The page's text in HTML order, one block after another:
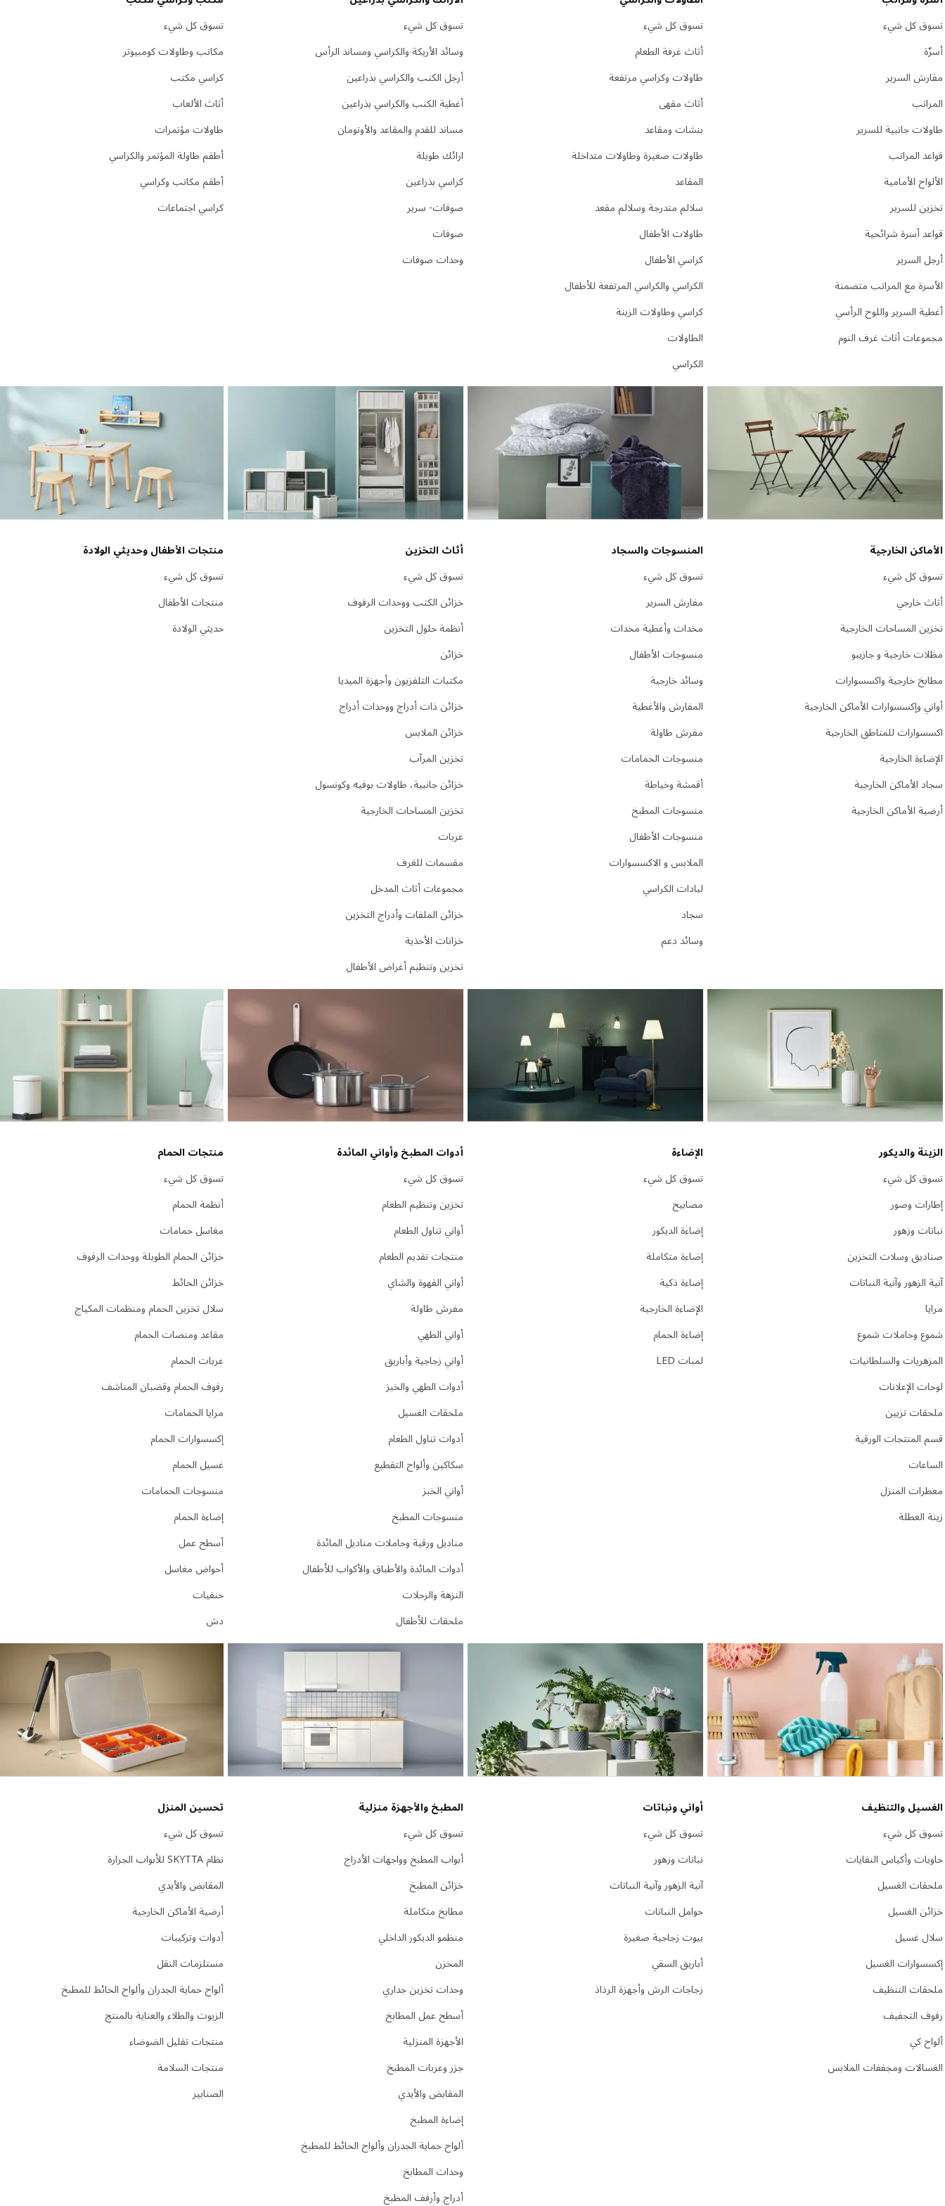
تسوق كل شيء
أسرٌة
مفارش السرير
المراتب
طاولات جانبية للسرير
قواعد المراتب
الألواح الأمامية
تخزين للسرير
قواعد أسرة شرائحية
أرجل السرير
الأسرة مع المراتب متضمنة
أغطية السرير واللوح الرأسي
مجموعات أثاث غرف النوم
تسوق كل شيء
أثاث غرفة الطعام
طاولات وكراسي مرتفعة
أثاث مقهى
بنشات ومقاعد
طاولات صغيرة وطاولات متداخلة
المقاعد
سلالم متدرجة وسلالم مقعد
طاولات الأطفال
كراسي الأطفال
الكراسي والكراسي المرتفعة للأطفال
كراسي وطاولات الزينة
الطاولات
الكراسي
تسوق كل شيء
وسائد الأريكة والكراسي ومساند الرأس
أرجل الكنب والكراسي بذراعين
أغطية الكنب والكراسي بذراعين
مساند للقدم والمقاعد والأوتومان
ارائك طويلة
كراسي بذراعين
صوفات- سرير
صوفات
وحدات صوفات
تسوق كل شيء
مكاتب وطاولات كومبيوتر
كراسي مكتب
أثاث الألعاب
طاولات مؤتمرات
أطقم طاولة المؤتمر والكراسي
أطقم مكاتب وكراسي
كراسي اجتماعات
الأماكن الخارجية
تسوق كل شيء
أثاث خارجي
تخزين المساحات الخارجية
مظلات خارجية و جازيبو
مطابخ خارجية واكسسوارات
أواني وإكسسوارات الأماكن الخارجية
اكسسوارات للمناطق الخارجية
الإضاءة الخارجية
سجاد الأماكن الخارجية
أرضية الأماكن الخارجية
المنسوجات والسجاد
تسوق كل شيء
مفارش السرير
مخدات وأغطية مخدات
منسوجات الأطفال
وسائد خارجية
المفارش والأغطية
مفرش طاولة
منسوجات الحمامات
أقمشة وخياطة
منسوجات المطبخ
منسوجات الأطفال
الملابس و الاكسسوارات
لبادات الكراسي
سجاد
وسائد دعم
أثاث التخزين
تسوق كل شيء
خزائن الكتب ووحدات الرفوف
أنظمة حلول التخزين
خزائن
مكتبات التلفزيون وأجهزة الميديا
خزائن ذات أدراج ووحدات أدراج
خزائن الملابس
تخزين المرآب
خزائن جانبية، طاولات بوفيه وكونسول
تخزين المساحات الخارجية
عربات
مقسمات للغرف
مجموعات أثاث المدخل
خزائن الملفات وأدراج التخزين
خزانات الأحذية
تخزين وتنظيم أغراض الأطفال
منتجات الأطفال وحديثي الولادة
تسوق كل شيء
منتجات الأطفال
حديثي الولادة
الزينة والديكور
تسوق كل شيء
إطارات وصور
نباتات وزهور
صناديق وسلات التخزين
آنية الزهور وآنية النباتات
مرايا
شموع وحاملات شموع
المزهريات والسلطانيات
لوحات الإعلانات
ملحقات تزيين
قسم المنتجات الورقية
الساعات
معطرات المنزل
زينة العطلة
الإضاءة
تسوق كل شيء
مصابيح
إضاءة الديكور
إضاءة متكاملة
إضاءة ذكية
الإضاءة الخارجية
إضاءة الحمام
لمبات LED
أدوات المطبخ وأواني المائدة
تسوق كل شيء
تخزين وتنظيم الطعام
أواني تناول الطعام
منتجات تقديم الطعام
أواني القهوة والشاي
مفرش طاولة
أواني الطهي
أواني زجاجية وأباريق
أدوات الطهي والخبز
ملحقات الغسيل
أدوات تناول الطعام
سكاكين وألواح التقطيع
أواني الخبز
منسوجات المطبخ
مناديل ورقية وحاملات مناديل المائدة
أدوات المائدة والأطباق والأكواب للأطفال
النزهة والرحلات
ملحقات للأطفال
منتجات الحمام
تسوق كل شيء
أنظمة الحمام
مغاسل حمامات
خزائن الحمام الطويلة ووحدات الرفوف
خزائن الحائط
سلال تخزين الحمام ومنظمات المكياج
مقاعد ومنصات الحمام
عربات الحمام
رفوف الحمام وقضبان المناشف
مرايا الحمامات
إكسسوارات الحمام
غسيل الحمام
منسوجات الحمامات
إضاءة الحمام
أسطح عمل
أحواض مغاسل
حنفيات
دش
الغسيل والتنظيف
تسوق كل شيء
حاويات وأكياس النفايات
ملحقات الغسيل
خزائن الغسيل
سلال غسيل
إكسسوارات الغسيل
ملحقات التنظيف
رفوف التجفيف
ألواح كي
الغسالات ومجففات الملابس
أواني ونباتات
تسوق كل شيء
نباتات وزهور
آنية الزهور وآنية النباتات
حوامل النباتات
بيوت زجاجية صغيرة
أباريق السقي
زجاجات الرش وأجهزة الرذاذ
المطبخ والأجهزة منزلية
تسوق كل شيء
أبواب المطبخ وواجهات الأدراج
خزائن المطبخ
مطابخ متكاملة
منظمو الديكور الداخلي
المخزن
وحدات تخزين جداري
أسطح عمل المطابخ
الأجهزة المنزلية
جزر وعربات المطبخ
المقابض والأيدي
إضاءة المطبخ
ألواح حماية الجدران وألواح الحائط للمطبخ
وحدات المطابخ
أدراج وأرفف المطبخ
تحسين المنزل
تسوق كل شيء
نظام SKYTTA للأبواب الجرارة
المقابض والأيدي
أرضية الأماكن الخارجية
أدوات وتركيبات
مستلزمات النقل
ألواح حماية الجدران وألواح الحائط للمطبخ
الزيوت والطلاء والعناية بالمنتج
منتجات تقليل الضوضاء
منتجات السلامة
الصنابير